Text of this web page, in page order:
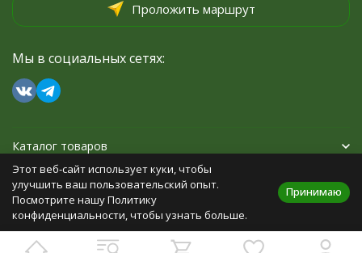
Проложить маршрут
Мы в социальных сетях:
Каталог товаров
Помощь
Политика персональных данных
Этот веб-сайт использует куки, чтобы
улучшить ваш пользовательский опыт.
Посмотрите нашу Политику
конфиденциальности, чтобы узнать больше.
Принимаю